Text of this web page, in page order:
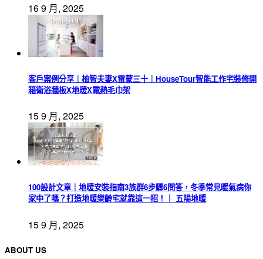
16 9 月, 2025
客戶案例分享｜柚智夫妻X雷蒙三十｜HouseTour智能工作宅裝修開
箱衛浴牆板X地暖X電熱毛巾架
15 9 月, 2025
100設計文章｜地暖安裝指南3族群6步驟6問答，冬季常見暖氣病你
家中了嗎？打造地暖樂齡宅就靠這一招！｜ 五陽地暖
15 9 月, 2025
ABOUT US